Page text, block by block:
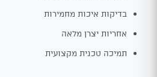
בדיקות איכות מחמירות
אחריות יצרן מלאה
תמיכה טכנית מקצועית